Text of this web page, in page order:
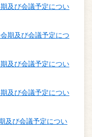
及び会議予定につい
期及び会議予定につ
及び会議予定につい
及び会議予定につい
及び会議予定につい